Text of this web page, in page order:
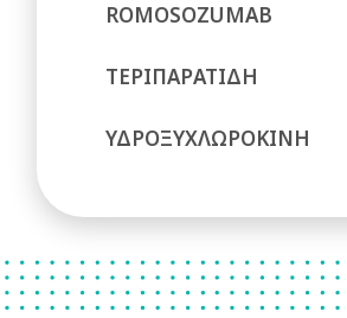
ROMOSOZUMAB
ΤΕΡΙΠΑΡΑΤΙΔΗ
ΥΔΡΟΞΥΧΛΩΡΟΚΙΝΗ